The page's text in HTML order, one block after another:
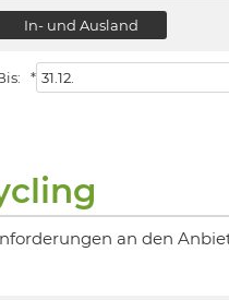
In- und Ausland
*
an den